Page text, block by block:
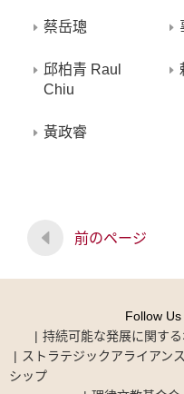
蔡岳璁
邱柏青 Raul
Chiu
黃政睿
前のページ
Follow Us
持続可能な発展に関す
ストラテジックアライアン
シップ